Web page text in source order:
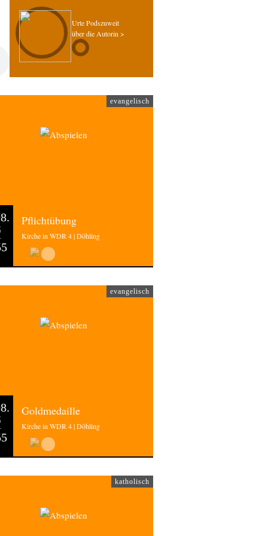
Urte Podszuweit
über die Autorin >
evangelisch
Pflichtübung
Kirche in WDR 4 | Döhling
evangelisch
Goldmedaille
Kirche in WDR 4 | Döhling
katholisch